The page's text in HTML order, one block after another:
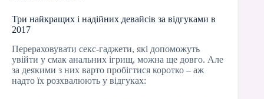
Три найкращих і надійних девайсів за відгуками в
2017
Перераховувати секс-гаджети, які допоможуть
увійти у смак анальних ігрищ, можна ще довго. Але
за деякими з них варто пробігтися коротко – аж
надто їх розхвалюють у відгуках: